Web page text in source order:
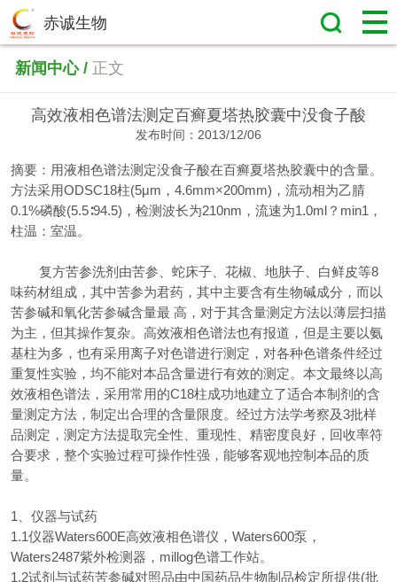
赤诚生物
新闻中心 / 正文
高效液相色谱法测定百癣夏塔热胶囊中没食子酸
发布时间：2013/12/06
摘要：用液相色谱法测定没食子酸在百癣夏塔热胶囊中的含量。
方法采用ODSC18柱(5μm，4.6mm×200mm)，流动相为乙腈
0.1%磷酸(5.5∶94.5)，检测波长为210nm，流速为1.0ml？min1，
柱温：室温。
复方苦参洗剂由苦参、蛇床子、花椒、地肤子、白鲜皮等8
味药材组成，其中苦参为君药，其中主要含有生物碱成分，而以
苦参碱和氧化苦参碱含量最 高，对于其含量测定方法以薄层扫描
为主，但其操作复杂。高效液相色谱法也有报道，但是主要以氨
基柱为多，也有采用离子对色谱进行测定，对各种色谱条件经过
重复性实验，均不能对本品含量进行有效的测定。本文最终以高
效液相色谱法，采用常用的C18柱成功地建立了适合本制剂的含
量测定方法，制定出合理的含量限度。经过方法学考察及3批样
品测定，测定方法提取完全性、重现性、精密度良好，回收率符
合要求，整个实验过程可操作性强，能够客观地控制本品的质
量。
1、仪器与试药
1.1仪器Waters600E高效液相色谱仪，Waters600泵，
Waters2487紫外检测器，millog色谱工作站。
1.2试剂与试药苦参碱对照品由中国药品生物制品检定所提供(批